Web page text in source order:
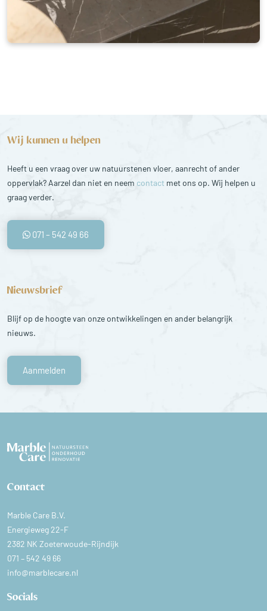
Wij kunnen u helpen
Heeft u een vraag over uw natuurstenen vloer, aanrecht of ander
oppervlak? Aarzel dan niet en neem contact met ons op. Wij helpen u
graag verder.
071 – 542 49 66
Nieuwsbrief
Blijf op de hoogte van onze ontwikkelingen en ander belangrijk
nieuws.
Aanmelden
Contact
Marble Care B.V.
Energieweg 22-F
2382 NK Zoeterwoude-Rijndijk
071 – 542 49 66
info@marblecare.nl
Socials